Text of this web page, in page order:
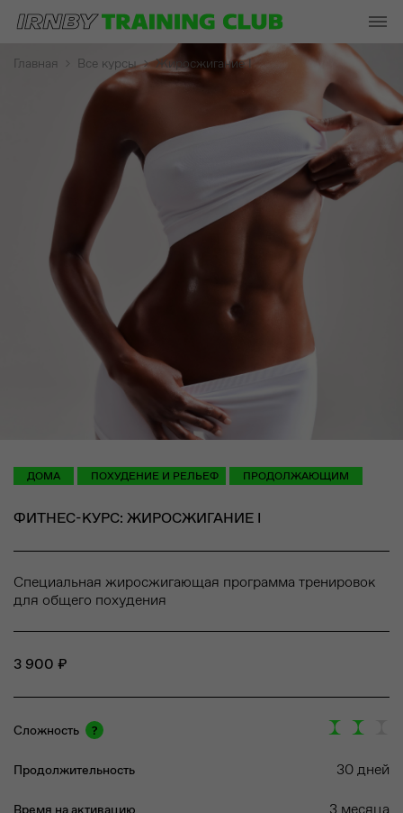
Главная Все курсы Жиросжигание I
ДОМА ПОХУДЕНИЕ И РЕЛЬЕФ ПРОДОЛЖАЮЩИМ
ФИТНЕС-КУРС: ЖИРОСЖИГАНИЕ I
Специальная жиросжигающая программа тренировок
для общего похудения
3 900 ₽
Сложность
Продолжительность 30дней
Время на активацию 3 месяца